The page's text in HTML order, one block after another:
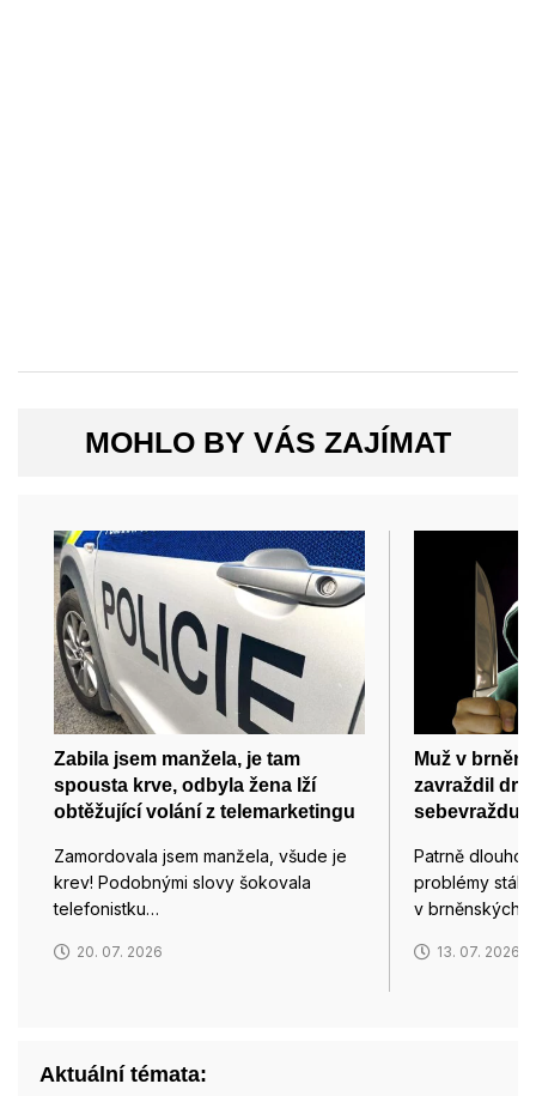
MOHLO BY VÁS ZAJÍMAT
Zabila jsem manžela, je tam
spousta krve, odbyla žena lží
obtěžující volání z telemarketingu
Zamordovala jsem manžela, všude je
krev! Podobnými slovy šokovala
telefonistku…
20. 07. 2026
Muž v
zavraždil
sebevraždu
Patrně
problémy stály
v brněnských
13. 07. 2026
Aktuální témata: